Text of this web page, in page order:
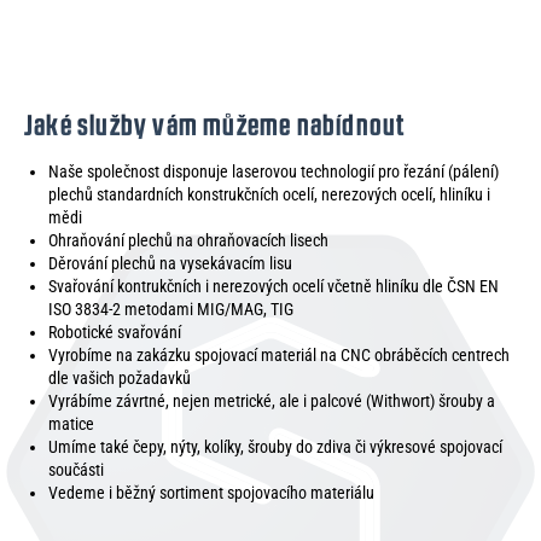
Jaké služby vám můžeme nabídnout
Naše společnost disponuje laserovou technologií pro řezání (pálení)
plechů standardních konstrukčních ocelí, nerezových ocelí, hliníku i
mědi
Ohraňování plechů na ohraňovacích lisech
Děrování plechů na vysekávacím lisu
Svařování kontrukčních i nerezových ocelí včetně hliníku dle ČSN EN
ISO 3834-2 metodami MIG/MAG, TIG
Robotické svařování
Vyrobíme na zakázku spojovací materiál na CNC obráběcích centrech
dle vašich požadavků
Vyrábíme závrtné, nejen metrické, ale i palcové (Withwort) šrouby a
matice
Umíme také čepy, nýty, kolíky, šrouby do zdiva či výkresové spojovací
součásti
Vedeme i běžný sortiment spojovacího materiálu